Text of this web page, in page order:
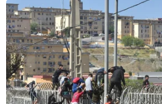
Theo dõi VietnamPlus